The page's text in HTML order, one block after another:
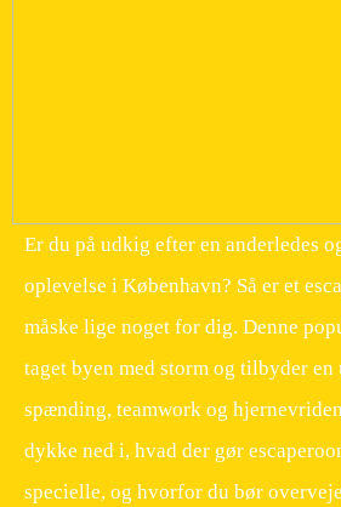
Er du på udkig efter en anderledes
oplevelse i København? Så er et
måske lige noget for dig. Denne
taget byen med storm og tilbyder
spænding, teamwork og
dykke ned i, hvad der gør
specielle, og hvorfor du bør